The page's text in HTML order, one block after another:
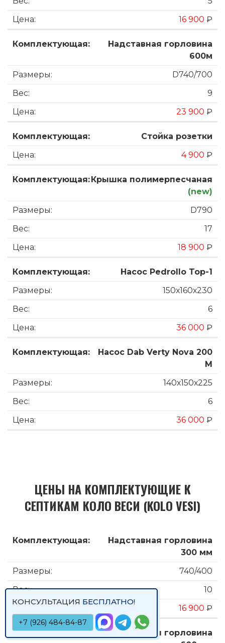
16 900 ₽
Надставная горловина
600м
D740/700
9
23 900 ₽
Стойка розетки
4 900 ₽
Крышка полимерпесчаная
(new)
D790
17
18 900 ₽
Насос Pedrollo Top-1
150х160х230
6
36 000 ₽
Насос Dab Verty Nova 200
M
140х150х225
6
36 000 ₽
ЦЕНЫ НА КОМПЛЕКТУЮЩИЕ К
СЕПТИКАМ КОЛО ВЕСИ (KOLO VESI)
Надставная горловина
300 мм
740/400
10
16 900 ₽
Надставная горловина
КОНСУЛЬТАЦИЯ БЕСПЛАТНО!
+7 (926) 484-84-87